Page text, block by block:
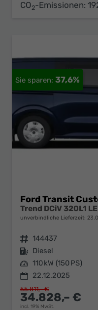
CO2-Emissionen:
37,6%
Ford Transit
Trend DCiV 320L1
unverbindliche Lieferzeit:
Fahrzeugnr. 144437
Kraftstoff Diesel
Leistung 110 kW (150 PS)
22.12.2025
34.828,– €
incl. 19% MwSt.
55.811,– €